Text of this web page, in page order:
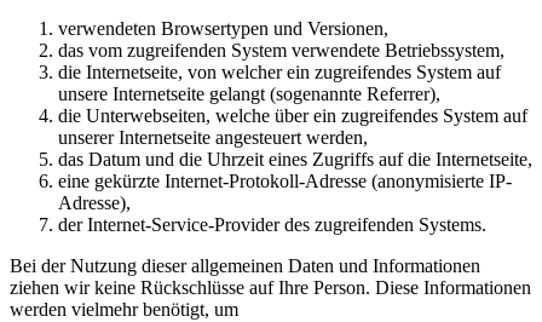
verwendeten Browsertypen und Versionen,
das vom zugreifenden System verwendete Betriebssystem,
die Internetseite, von welcher ein zugreifendes System auf
unsere Internetseite gelangt (sogenannte Referrer),
die Unterwebseiten, welche über ein zugreifendes System auf
unserer Internetseite angesteuert werden,
das Datum und die Uhrzeit eines Zugriffs auf die Internetseite,
eine gekürzte Internet-Protokoll-Adresse (anonymisierte IP-
Adresse),
der Internet-Service-Provider des zugreifenden Systems.
Bei der Nutzung dieser allgemeinen Daten und Informationen
ziehen wir keine Rückschlüsse auf Ihre Person. Diese Informationen
werden vielmehr benötigt, um